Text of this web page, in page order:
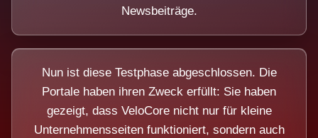
Newsbeiträge.
Nun ist diese Testphase abgeschlossen. Die
Portale haben ihren Zweck erfüllt: Sie haben
gezeigt, dass VeloCore nicht nur für kleine
Unternehmensseiten funktioniert, sondern auch